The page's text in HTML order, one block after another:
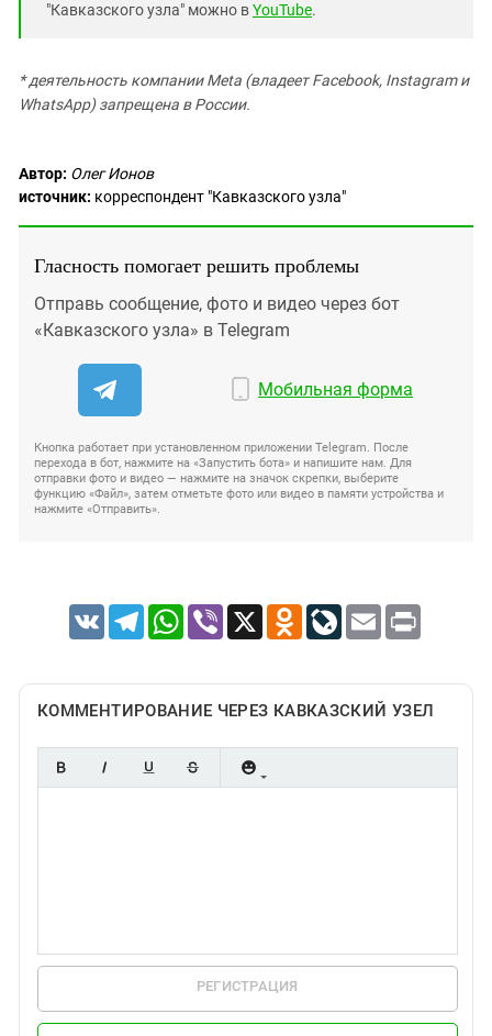
"Кавказского узла" можно вYouTube.
* деятельность компании Meta (владеет Facebook, Instagram и
WhatsApp) запрещена в России.
Автор: Олег Ионов
источник: корреспондент "Кавказского узла"
Гласность помогает решить проблемы
Отправь сообщение, фото и видео через бот
«Кавказского узла» в Telegram
Мобильная форма
Кнопка работает при установленном приложении Telegram. После
перехода в бот, нажмите на «Запустить бота» и напишите нам. Для
отправки фото и видео — нажмите на значок скрепки, выберите
функцию «Файл», затем отметьте фото или видео в памяти устройства и
нажмите «Отправить».
VK TelegramWhatsApp
Viber X Odnoklassniki
LiveJournal
Email Print
КОММЕНТИРОВАНИЕ ЧЕРЕЗ КАВКАЗСКИЙ УЗЕЛ
РЕГИСТРАЦИЯ